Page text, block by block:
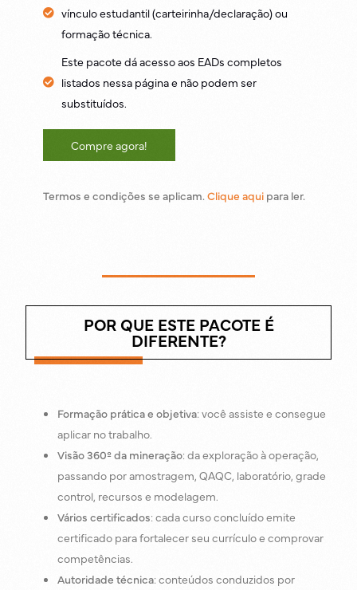
vínculo estudantil (carteirinha/declaração) ou
formação técnica.
Este pacote dá acesso aos EADs completos
listados nessa página e não podem ser
substituídos.
Compre agora!
Termos e condições se aplicam.Clique aqui para ler.
POR QUE ESTE PACOTE É
DIFERENTE?
Formação prática e objetiva: você assiste e consegue
aplicar no trabalho.
Visão 360º da mineração: da exploração à operação,
passando por amostragem, QAQC, laboratório, grade
control, recursos e modelagem.
Vários certificados: cada curso concluído emite
certificado para fortalecer seu currículo e comprovar
competências.
Autoridade técnica: conteúdos conduzidos por